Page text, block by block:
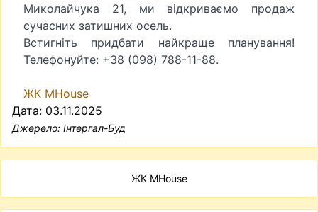
Миколайчука 21, ми відкриваємо продаж
сучасних затишних осель.
Встигніть придбати найкраще планування!
Телефонуйте: +38 (098) 788-11-88.
ЖК MHouse
Дата: 03.11.2025
Джерело: Інтергал-Буд
ЖК MHouse